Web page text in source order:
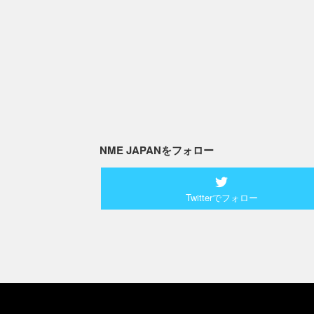
NME JAPANをフォロー
Twitterでフォロー